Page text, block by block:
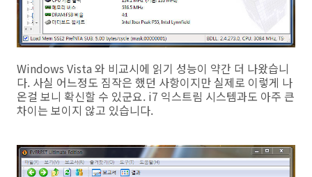
Windows Vista 와 비교시에 읽기 성능이 약간 더 나왔습니
다. 사실 어느정도 짐작은 했던 사항이지만 실제로 이렇게 나
온걸 보니 확신할 수 있군요. i7 익스트림 시스템과도 아주 큰
차이는 보이지 않고 있습니다.